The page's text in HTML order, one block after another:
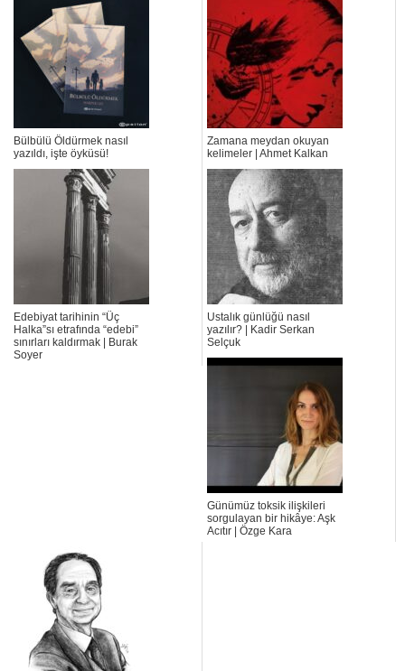
Bülbülü Öldürmek nasıl
yazıldı, işte öyküsü!
Zamana meydan okuyan
kelimeler | Ahmet Kalkan
Edebiyat tarihinin “Üç
Halka”sı etrafında “edebi”
sınırları kaldırmak | Burak
Soyer
Ustalık günlüğü nasıl
yazılır? | Kadir Serkan
Selçuk
Günümüz toksik ilişkileri
sorgulayan bir hikâye: Aşk
Acıtır | Özge Kara